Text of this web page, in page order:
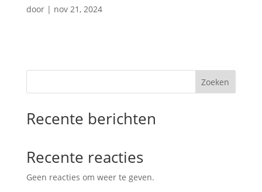
door | nov 21, 2024
Zoeken
Recente berichten
Recente reacties
Geen reacties om weer te geven.